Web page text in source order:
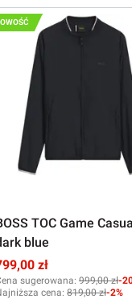
TOC Game
blue
zł
sugerowana: 999,00 zł-
cena: 819,00 zł-2%